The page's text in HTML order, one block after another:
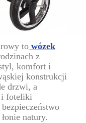
to wózek
z
komfort i
konstrukcji
drzwi, a
i foteliki
natury.